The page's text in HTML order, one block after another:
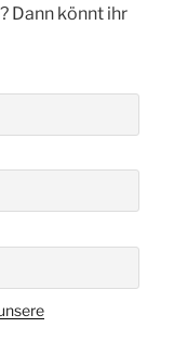
Dann könnt ihr